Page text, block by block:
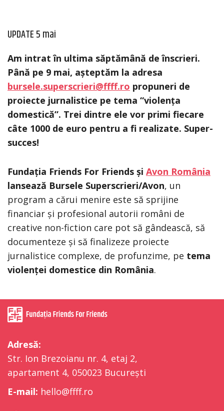
UPDATE 5 mai
Am intrat în ultima săptămână de înscrieri.
Până pe 9 mai, așteptăm la adresa
bursele.superscrieri@ffff.ro propuneri de
proiecte jurnalistice pe tema “violența
domestică”. Trei dintre ele vor primi fiecare
câte 1000 de euro pentru a fi realizate. Super-
succes!
Fundația Friends For Friends și Avon România
lansează Bursele Superscrieri/Avon, un
program a cărui menire este să sprijine
financiar și profesional autorii români de
creative non-fiction care pot să gândească, să
documenteze și să finalizeze proiecte
jurnalistice complexe, de profunzime, pe tema
violenței domestice din România.
Adresă:
Str. Ion Brezoianu nr. 4, etaj 2,
apartament 4, 050023 București
E-mail: hello@ffff.ro